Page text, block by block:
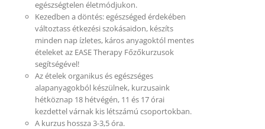
egészségtelen életmódjukon.
Kezedben a döntés: egészséged érdekében
változtass étkezési szokásaidon, készíts
minden nap ízletes, káros anyagoktól mentes
ételeket az EASE Therapy Főzőkurzusok
segítségével!
Az ételek organikus és egészséges
alapanyagokból készülnek, kurzusaink
hétköznap 18 hétvégén, 11 és 17 órai
kezdettel várnak kis létszámú csoportokban.
A kurzus hossza 3-3,5 óra.